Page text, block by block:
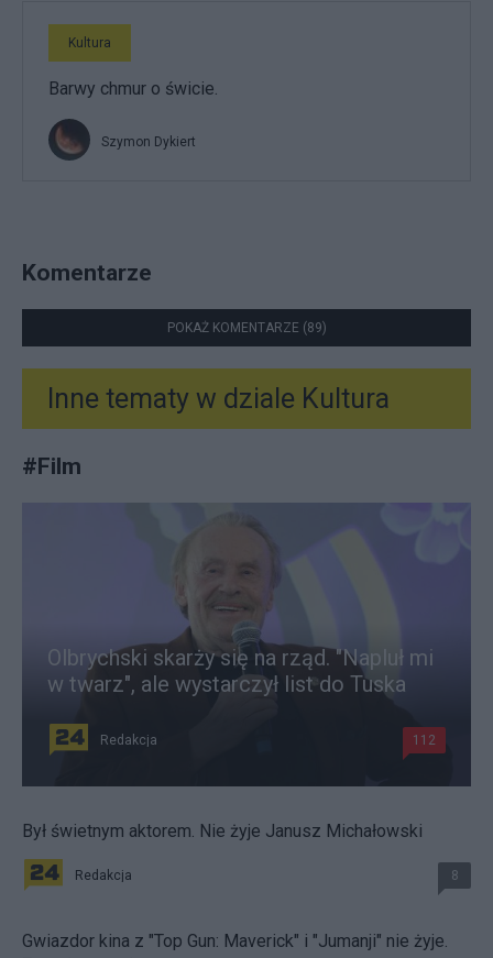
Kultura
Barwy chmur o świcie.
Szymon Dykiert
Komentarze
POKAŻ KOMENTARZE (89)
Inne tematy w dziale Kultura
#Film
Olbrychski skarży się na rząd. "Napluł mi
w twarz", ale wystarczył list do Tuska
Redakcja 112
Był świetnym aktorem. Nie żyje Janusz Michałowski
Redakcja 8
Gwiazdor kina z "Top Gun: Maverick" i "Jumanji" nie żyje.